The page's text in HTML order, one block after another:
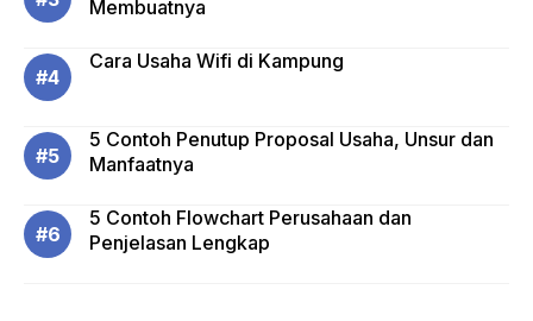
Membuatnya
Cara Usaha Wifi di Kampung
5 Contoh Penutup Proposal Usaha, Unsur dan
Manfaatnya
5 Contoh Flowchart Perusahaan dan
Penjelasan Lengkap